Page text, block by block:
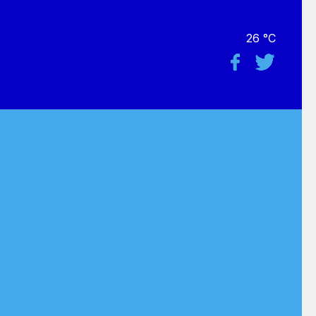
26 °C